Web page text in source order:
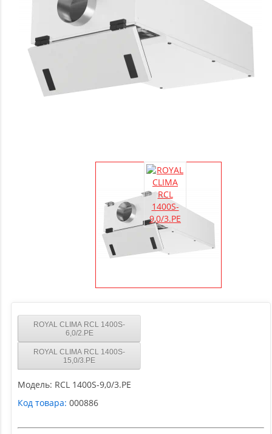
ROYAL CLIMA RCL 1400S-
6,0/2.PE
ROYAL CLIMA RCL 1400S-
15,0/3.PE
Модель: RCL 1400S-9,0/3.PE
Код товара: 000886